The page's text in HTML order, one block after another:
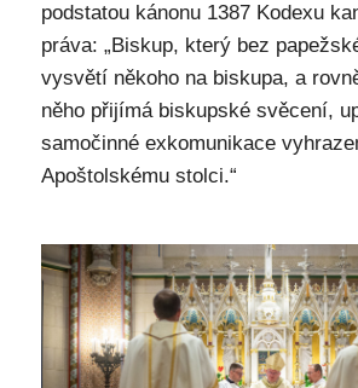
podstatou kánonu 1387 Kodexu
práva: „Biskup, který bez
vysvětí někoho na biskupa, a
něho přijímá biskupské svěcení,
samočinné exkomunikace
Apoštolskému stolci.“